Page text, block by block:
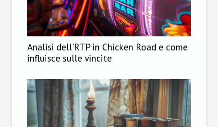
Analisi dell'RTP in Chicken Road e come
influisce sulle vincite